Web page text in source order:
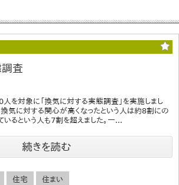
査
を対象に「換気に対する実態調査」を実施しまし
換気に対する関心が高くなったという人は約8割にの
るという人も7割を超えました。一...
続きを読む
住宅 住まい